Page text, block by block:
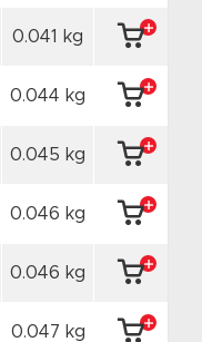
0.041 kg
0.044 kg
0.045 kg
0.046 kg
0.046 kg
0.047 kg